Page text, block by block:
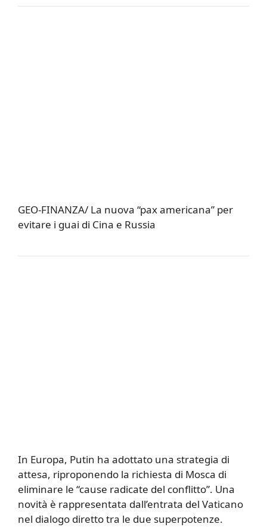
GEO-FINANZA/ La nuova “pax americana” per
evitare i guai di Cina e Russia
In Europa, Putin ha adottato una strategia di
attesa, riproponendo la richiesta di Mosca di
eliminare le “cause radicate del conflitto”. Una
novità è rappresentata dall’entrata del Vaticano
nel dialogo diretto tra le due superpotenze.